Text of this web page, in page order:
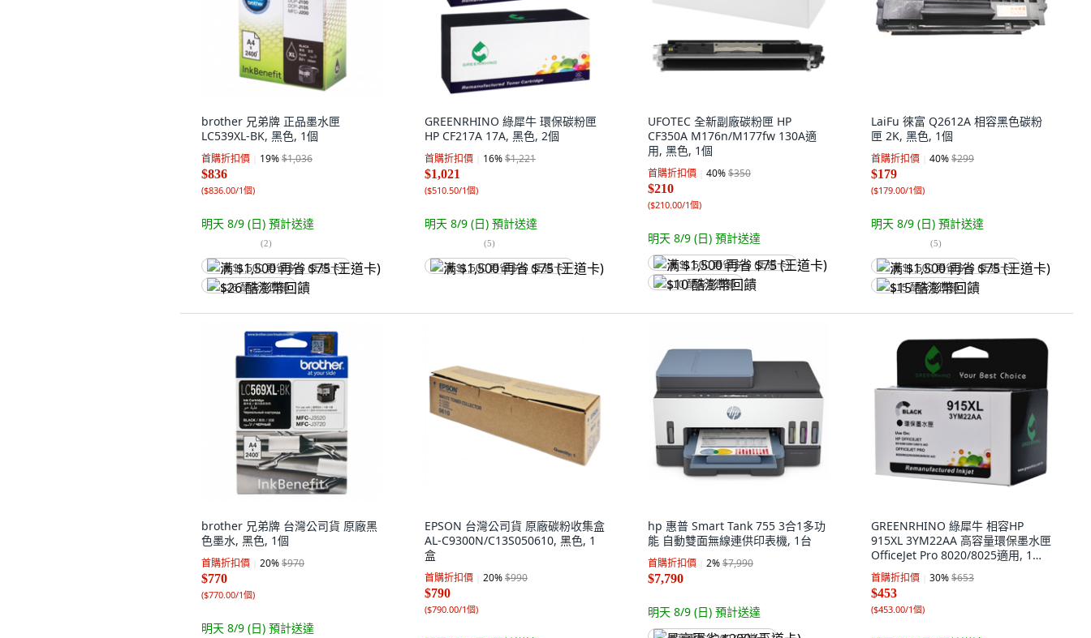
brother 兄弟牌 正品墨水匣
LC539XL-BK, 黑色, 1個
首購折扣價 19%$1,036
$836
($836.00/1個)
明天 8/9 (日) 預計送達
(2)
满 $1,500 再省 $75 (王道卡)
$26 酷澎幣回饋
GREENRHINO 綠犀牛 環保碳粉匣
HP CF217A 17A, 黑色, 2個
首購折扣價 16%$1,221
$1,021
($510.50/1個)
明天 8/9 (日) 預計送達
(5)
满 $1,500 再省 $75 (王道卡)
UFOTEC 全新副廠碳粉匣 HP
CF350A M176n/M177fw 130A適
用, 黑色, 1個
首購折扣價 40%$350
$210
($210.00/1個)
明天 8/9 (日) 預計送達
满 $1,500 再省 $75 (王道卡)
$10 酷澎幣回饋
LaiFu 徠富 Q2612A 相容黑色碳粉
匣 2K, 黑色, 1個
首購折扣價 40%$299
$179
($179.00/1個)
明天 8/9 (日) 預計送達
(5)
满 $1,500 再省 $75 (王道卡)
$15 酷澎幣回饋
brother 兄弟牌 台灣公司貨 原廠黑
色墨水, 黑色, 1個
首購折扣價 20%$970
$770
($770.00/1個)
明天 8/9 (日) 預計送達
EPSON 台灣公司貨 原廠碳粉收集盒
AL-C9300N/C13S050610, 黑色, 1
盒
首購折扣價 20%$990
$790
($790.00/1個)
hp 惠普 Smart Tank 755 3合1多功
能 自動雙面無線連供印表機, 1台
首購折扣價 2%$7,990
$7,790
明天 8/9 (日) 預計送達
GREENRHINO 綠犀牛 相容HP
915XL 3YM22AA 高容量環保墨水匣
OfficeJet Pro 8020/8025適用, 1個,
黑色
首購折扣價 30%$653
$453
($453.00/1個)